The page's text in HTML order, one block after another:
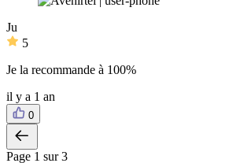
Ju
5
Je la recommande à 100%
il y a 1 an
0
Page 1 sur 3